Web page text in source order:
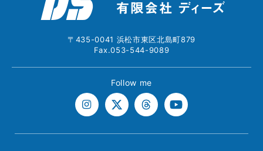
〒435-0041 浜松市東区北島町879
Fax.053-544-9089
Follow me